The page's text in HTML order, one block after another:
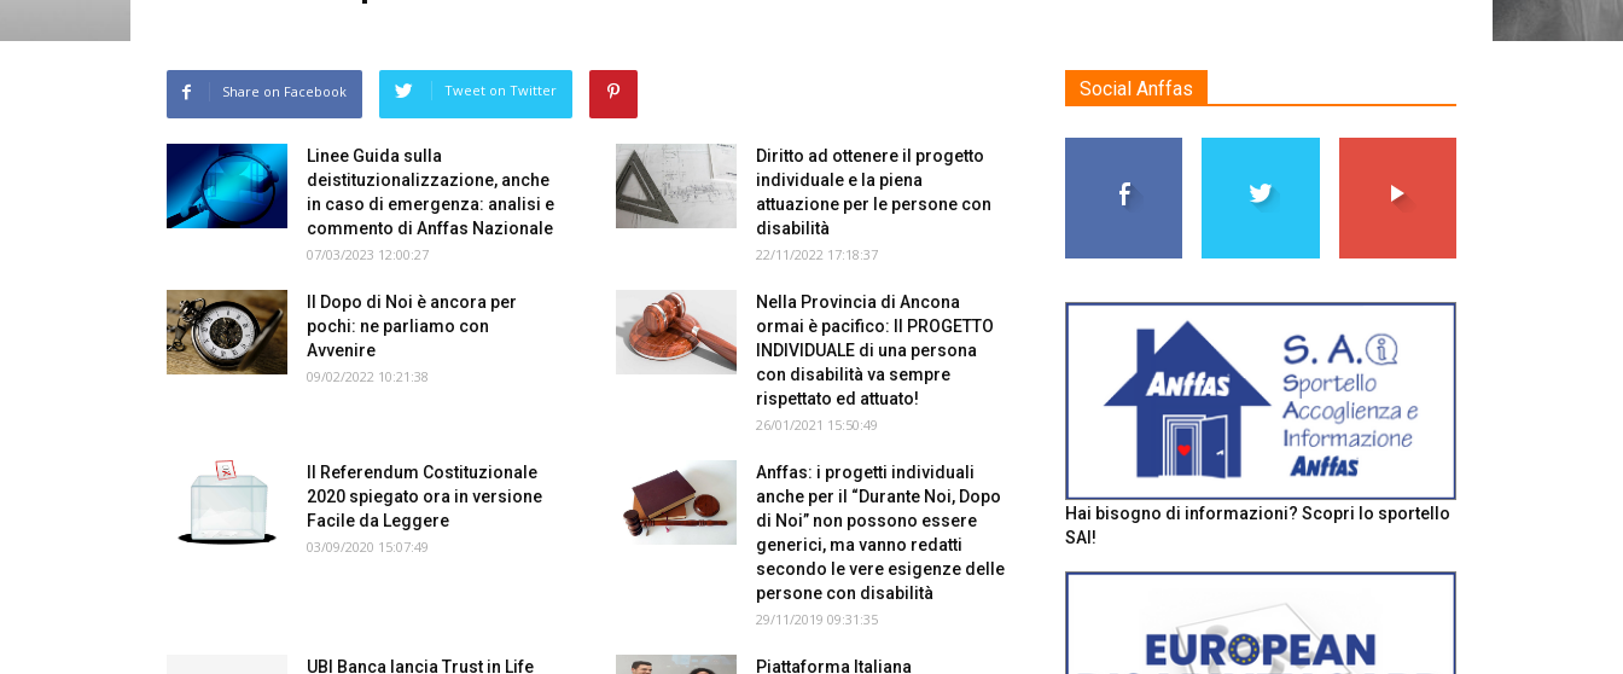
Share on Facebook Tweet on Twitter
Linee Guida sulla
deistituzionalizzazione, anche
in caso di emergenza: analisi e
commento di Anffas Nazionale
07/03/2023 12:00:27
Diritto ad ottenere il progetto
individuale e la piena
attuazione per le persone con
disabilità
22/11/2022 17:18:37
Il Dopo di Noi è ancora per
pochi: ne parliamo con
Avvenire
09/02/2022 10:21:38
Nella Provincia di Ancona
ormai è pacifico: Il PROGETTO
INDIVIDUALE di una persona
con disabilità va sempre
rispettato ed attuato!
26/01/2021 15:50:49
Il Referendum Costituzionale
2020 spiegato ora in versione
Facile da Leggere
03/09/2020 15:07:49
Anffas: i progetti individuali
anche per il “Durante Noi, Dopo
di Noi” non possono essere
generici, ma vanno redatti
secondo le vere esigenze delle
persone con disabilità
29/11/2019 09:31:35
UBI Banca lancia Trust in Life
Piattaforma Italiana
Social Anffas
Hai bisogno di informazioni? Scopri lo sportello
SAI!